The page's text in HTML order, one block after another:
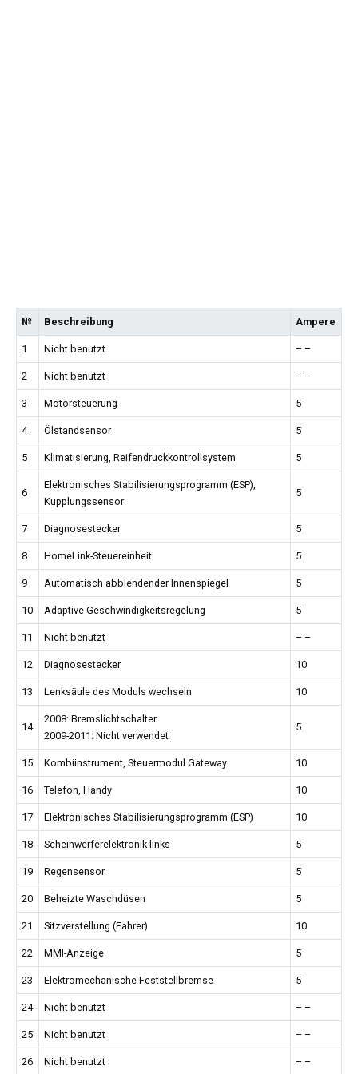
№ Beschreibung Ampere
1 Nicht benutzt – –
2 Nicht benutzt – –
3 Motorsteuerung 5
4 Ölstandsensor 5
5 Klimatisierung, Reifendruckkontrollsystem 5
6
Elektronisches Stabilisierungsprogramm (ESP),
Kupplungssensor
5
7 Diagnosestecker 5
8 HomeLink-Steuereinheit 5
9 Automatisch abblendender Innenspiegel 5
10 Adaptive Geschwindigkeitsregelung 5
11 Nicht benutzt – –
12 Diagnosestecker 10
13 Lenksäule des Moduls wechseln 10
14
2008: Bremslichtschalter
2009-2011: Nicht verwendet
5
15 Kombiinstrument, Steuermodul Gateway 10
16 Telefon, Handy 10
17 Elektronisches Stabilisierungsprogramm (ESP) 10
18 Scheinwerferelektronik links 5
19 Regensensor 5
20 Beheizte Waschdüsen 5
21 Sitzverstellung (Fahrer) 10
22 MMI-Anzeige 5
23 Elektromechanische Feststellbremse 5
24 Nicht benutzt – –
25 Nicht benutzt – –
26 Nicht benutzt – –